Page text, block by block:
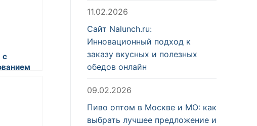
с
11.02.2026
Сайт Nalunch.ru:
Инновационный подход к
заказу вкусных и полезных
обедов онлайн
09.02.2026
Пиво оптом в Москве и МО: как
выбрать лучшее предложение и